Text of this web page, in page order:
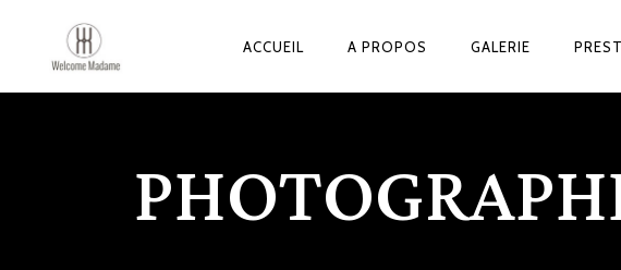
ACCUEIL A PROPOS GALERIE